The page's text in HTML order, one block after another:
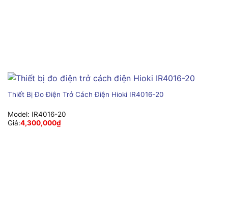
Thiết Bị Đo Điện Trở Cách Điện Hioki IR4016-20
Model: IR4016-20
Giá:4,300,000₫